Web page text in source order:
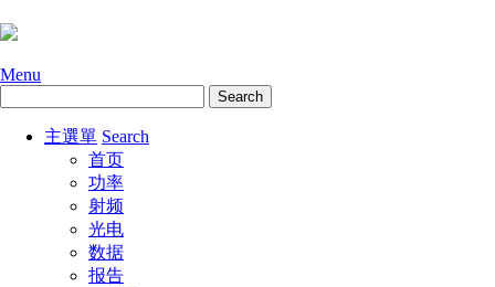
Menu
主選單 Search
首页
功率
射频
光电
数据
报告